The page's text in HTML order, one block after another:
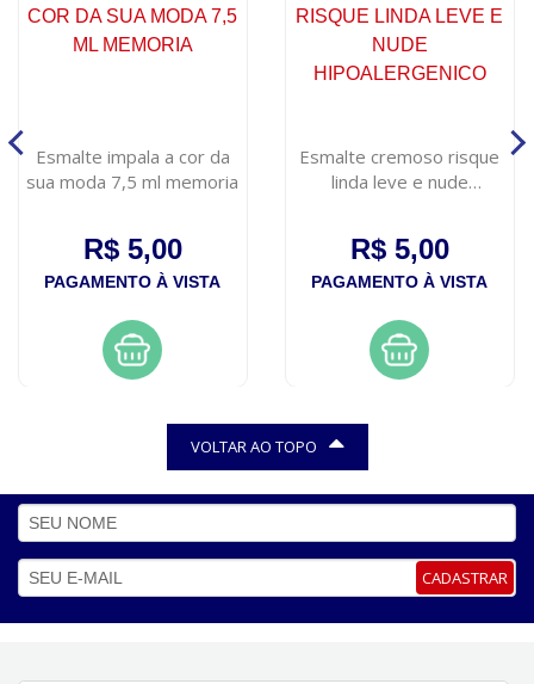
Esmalte impala a cor da
sua moda 7,5 ml memoria
R$ 5,00
PAGAMENTO À VISTA
Esmalte cremoso risque
linda leve e nude
R$ 5,00
PAGAMENTO À VISTA
VOLTAR AO TOPO
CADASTRAR